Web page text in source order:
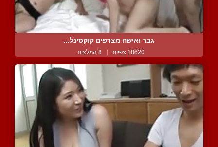
גבר ואישה מצרפים קוקסינל...
18620 צפיות | 8 המלצות